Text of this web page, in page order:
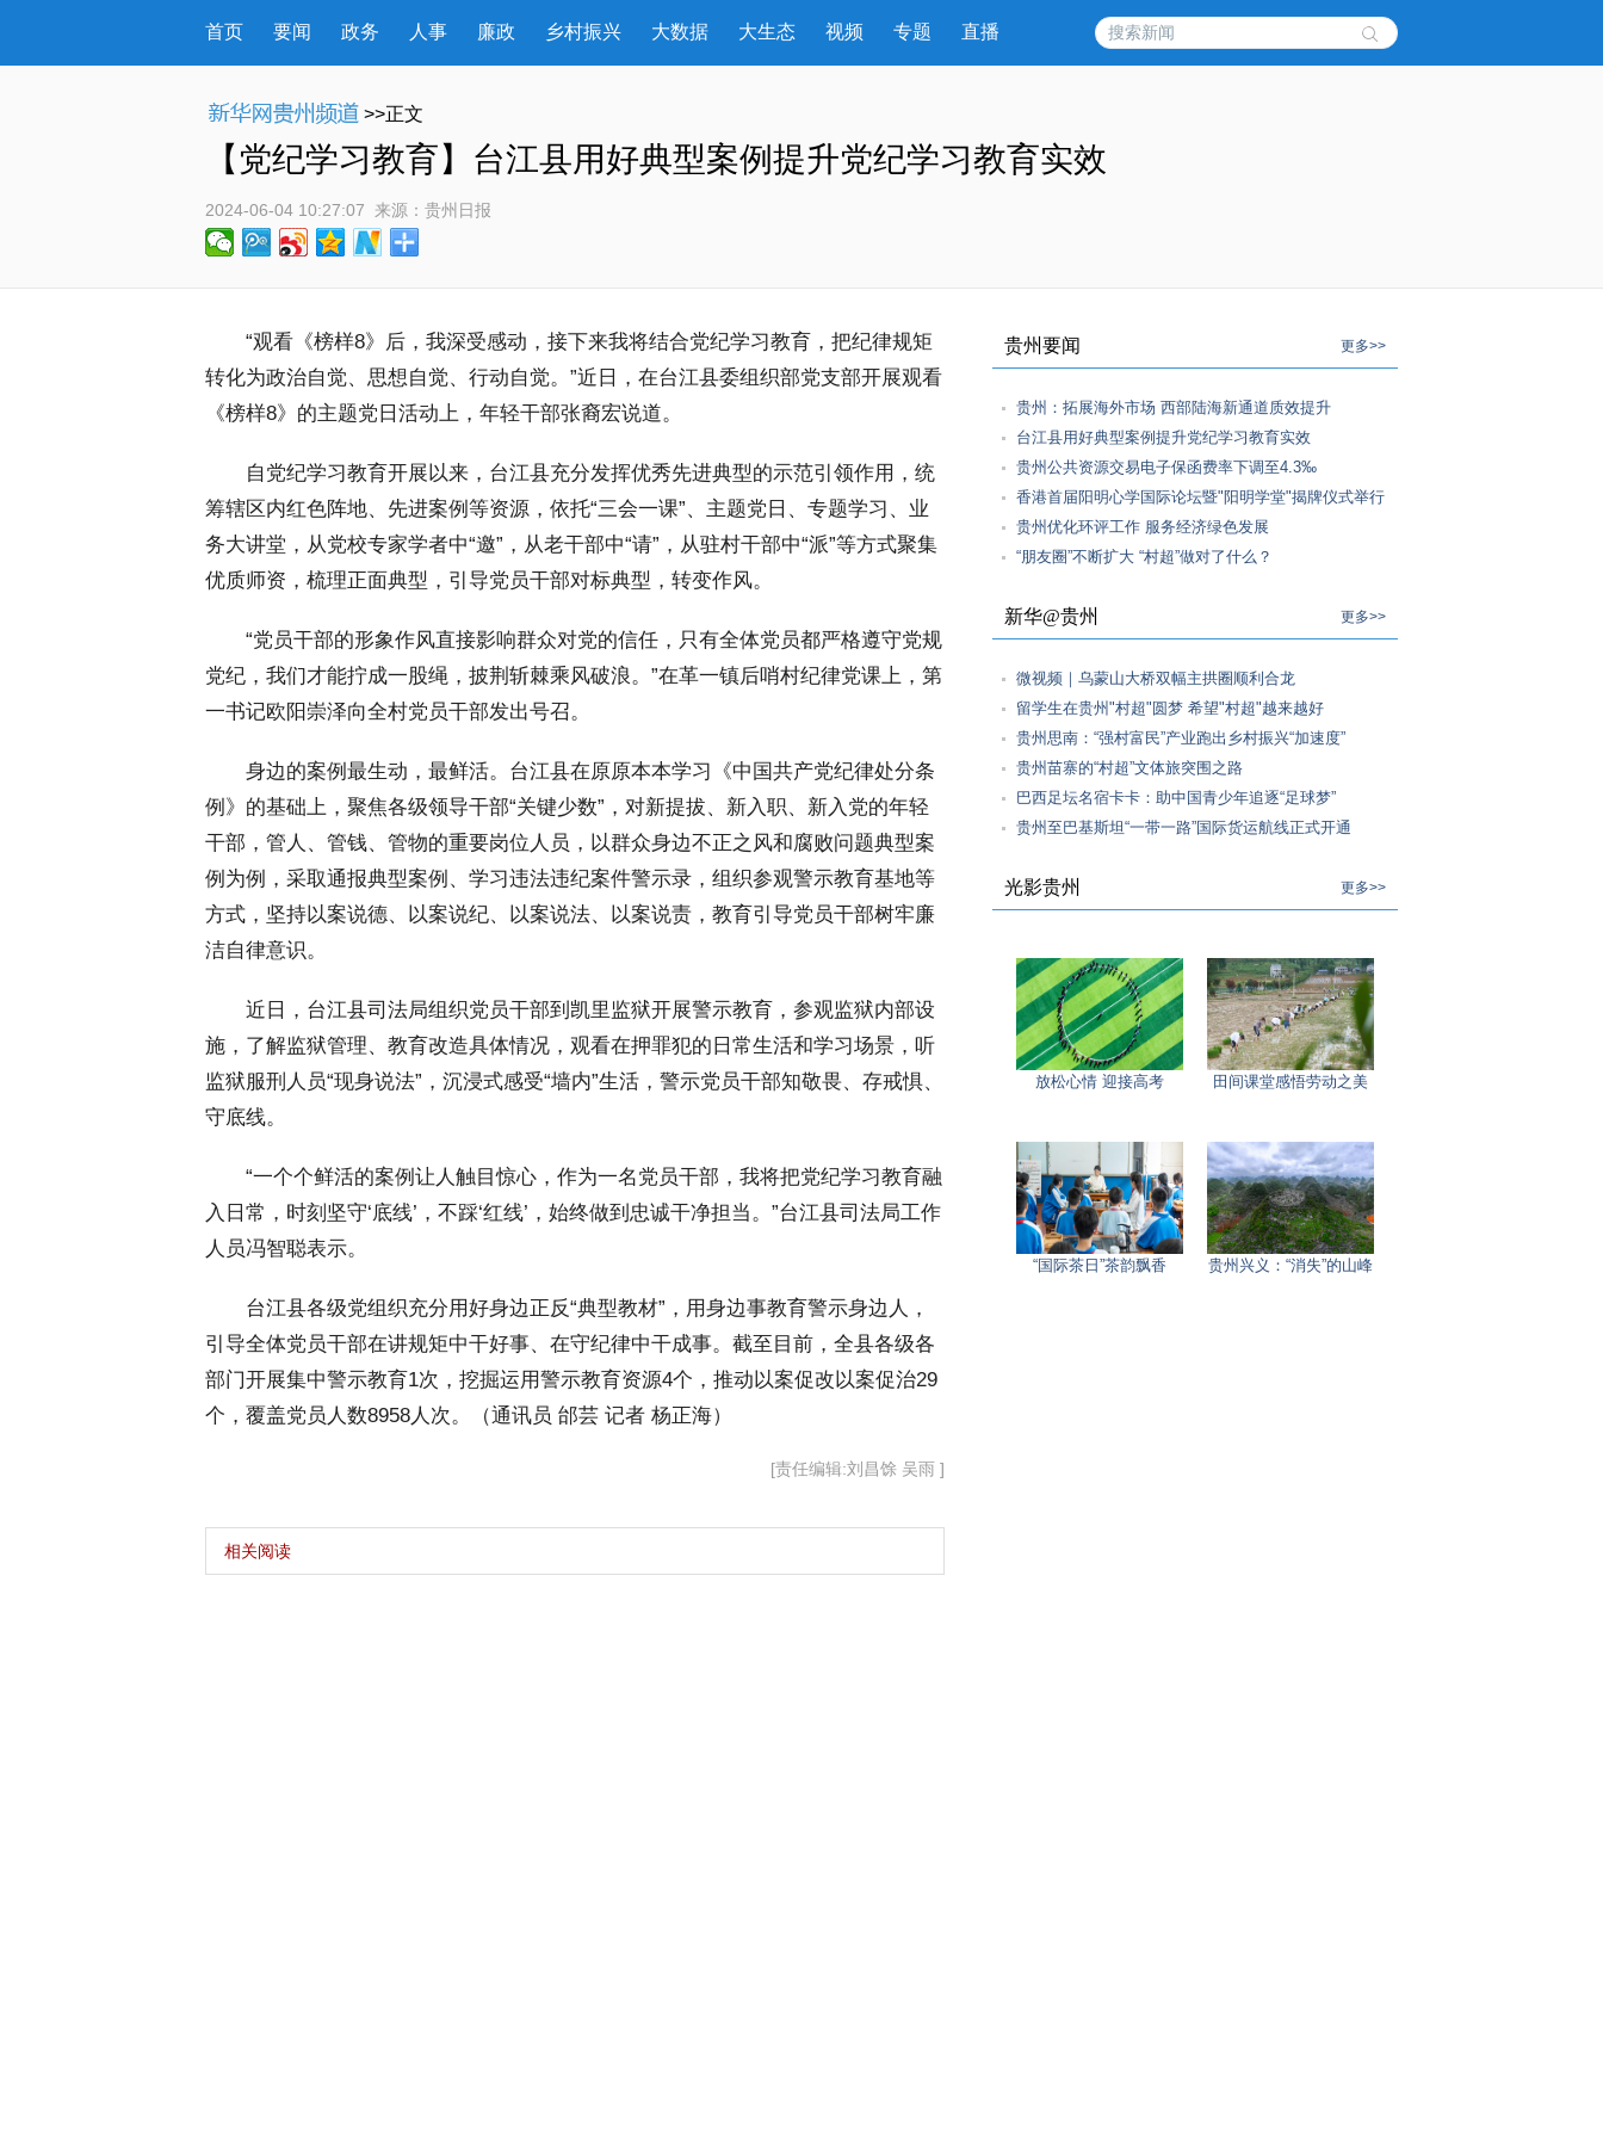
首页 要闻 政务 人事 廉政 乡村振兴 大数据 大生态 视频 专题 直播
>>正文
【党纪学习教育】台江县用好典型案例提升党纪学习教育实效
2024-06-04 10:27:07 来源： 贵州日报
“观看《榜样8》后，我深受感动，接下来我将结合党纪学习教育，把纪律规矩
转化为政治自觉、思想自觉、行动自觉。”近日，在台江县委组织部党支部开展观看
《榜样8》的主题党日活动上，年轻干部张裔宏说道。
自党纪学习教育开展以来，台江县充分发挥优秀先进典型的示范引领作用，统
筹辖区内红色阵地、先进案例等资源，依托“三会一课”、主题党日、专题学习、业
务大讲堂，从党校专家学者中“邀”，从老干部中“请”，从驻村干部中“派”等方式聚集
优质师资，梳理正面典型，引导党员干部对标典型，转变作风。
“党员干部的形象作风直接影响群众对党的信任，只有全体党员都严格遵守党规
党纪，我们才能拧成一股绳，披荆斩棘乘风破浪。”在革一镇后哨村纪律党课上，第
一书记欧阳崇泽向全村党员干部发出号召。
身边的案例最生动，最鲜活。台江县在原原本本学习《中国共产党纪律处分条
例》的基础上，聚焦各级领导干部“关键少数”，对新提拔、新入职、新入党的年轻
干部，管人、管钱、管物的重要岗位人员，以群众身边不正之风和腐败问题典型案
例为例，采取通报典型案例、学习违法违纪案件警示录，组织参观警示教育基地等
方式，坚持以案说德、以案说纪、以案说法、以案说责，教育引导党员干部树牢廉
洁自律意识。
近日，台江县司法局组织党员干部到凯里监狱开展警示教育，参观监狱内部设
施，了解监狱管理、教育改造具体情况，观看在押罪犯的日常生活和学习场景，听
监狱服刑人员“现身说法”，沉浸式感受“墙内”生活，警示党员干部知敬畏、存戒惧、
守底线。
“一个个鲜活的案例让人触目惊心，作为一名党员干部，我将把党纪学习教育融
入日常，时刻坚守‘底线’，不踩‘红线’，始终做到忠诚干净担当。”台江县司法局工作
人员冯智聪表示。
台江县各级党组织充分用好身边正反“典型教材”，用身边事教育警示身边人，
引导全体党员干部在讲规矩中干好事、在守纪律中干成事。截至目前，全县各级各
部门开展集中警示教育1次，挖掘运用警示教育资源4个，推动以案促改以案促治29
个，覆盖党员人数8958人次。（通讯员 邰芸 记者 杨正海）
[责任编辑:刘昌馀 吴雨 ]
相关阅读
贵州要闻 更多>>
贵州：拓展海外市场 西部陆海新通道质效提升
台江县用好典型案例提升党纪学习教育实效
贵州公共资源交易电子保函费率下调至4.3‰
香港首届阳明心学国际论坛暨"阳明学堂"揭牌仪式举行
贵州优化环评工作 服务经济绿色发展
“朋友圈”不断扩大 “村超”做对了什么？
新华@贵州 更多>>
微视频｜乌蒙山大桥双幅主拱圈顺利合龙
留学生在贵州"村超"圆梦 希望"村超"越来越好
贵州思南：“强村富民”产业跑出乡村振兴“加速度”
贵州苗寨的“村超”文体旅突围之路
巴西足坛名宿卡卡：助中国青少年追逐“足球梦”
贵州至巴基斯坦“一带一路”国际货运航线正式开通
光影贵州 更多>>
放松心情 迎接高考 田间课堂感悟劳动之美
“国际茶日”茶韵飘香 贵州兴义：“消失”的山峰